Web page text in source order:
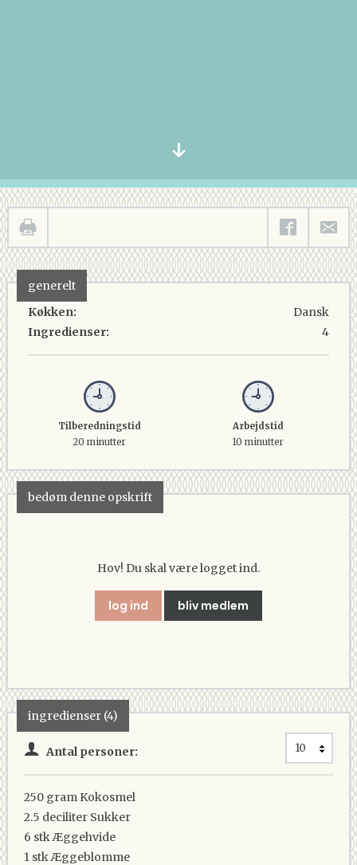
generelt
Køkken:
Ingredienser:
Dansk
4
Tilberedningstid
20 minutter
Arbejdstid
10 minutter
bedøm denne opskrift
Hov! Du skal være logget ind.
log ind bliv medlem
ingredienser (4)
Antal personer:
250 gram Kokosmel
2.5 deciliter Sukker
6 stkÆggehvide
1 stkÆggeblomme